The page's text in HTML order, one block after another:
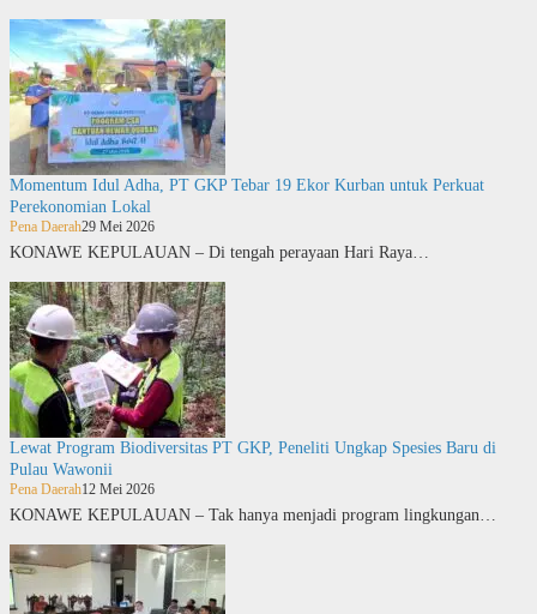
Momentum Idul Adha, PT GKP Tebar 19 Ekor Kurban untuk Perkuat
Perekonomian Lokal
Pena Daerah29 Mei 2026
KONAWE KEPULAUAN – Di tengah perayaan Hari Raya…
Lewat Program Biodiversitas PT GKP, Peneliti Ungkap Spesies Baru di
Pulau Wawonii
Pena Daerah12 Mei 2026
KONAWE KEPULAUAN – Tak hanya menjadi program lingkungan…